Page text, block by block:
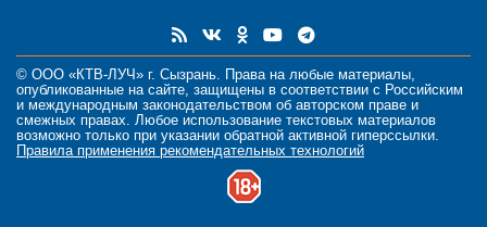
© ООО «КТВ-ЛУЧ» г. Сызрань. Права на любые материалы
опубликованные на сайте, защищены в соответствии с Российским
и международным законодательством об авторском праве и
смежных правах. Любое использование текстовых материалов
возможно только при указании обратной активной гиперссылки.
Правила применения рекомендательных технологий